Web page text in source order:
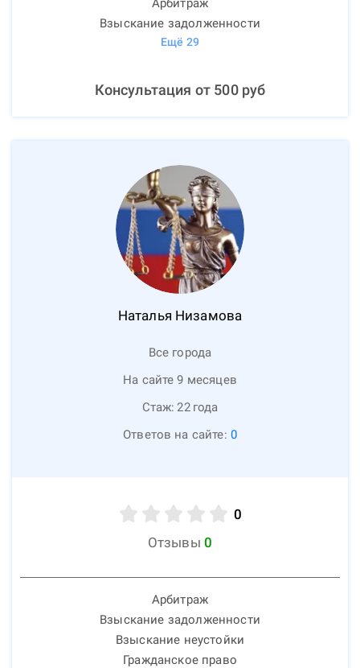
Арбитраж
Взыскание задолженности
Ещё 29
Консультация от 500руб
Наталья Низамова
Все города
На сайте 9 месяцев
Стаж: 22 года
Ответов на сайте: 0
0
Отзывы 0
Арбитраж
Взыскание задолженности
Взыскание неустойки
Гражданское право